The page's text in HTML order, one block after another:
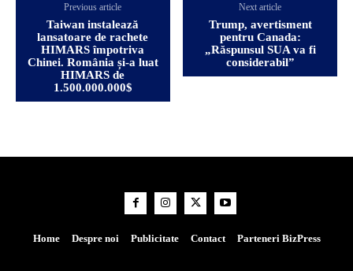
Previous article
Taiwan instalează
lansatoare de rachete
HIMARS împotriva
Chinei. România și-a luat
HIMARS de
1.500.000.000$
Next article
Trump, avertisment
pentru Canada:
„Răspunsul SUA va fi
considerabil”
Home Despre noi Publicitate Contact Parteneri BizPress